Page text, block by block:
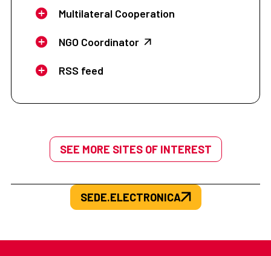
Multilateral Cooperation
NGO Coordinator
RSS feed
SEE MORE SITES OF INTEREST
SEDE.ELECTRONICA